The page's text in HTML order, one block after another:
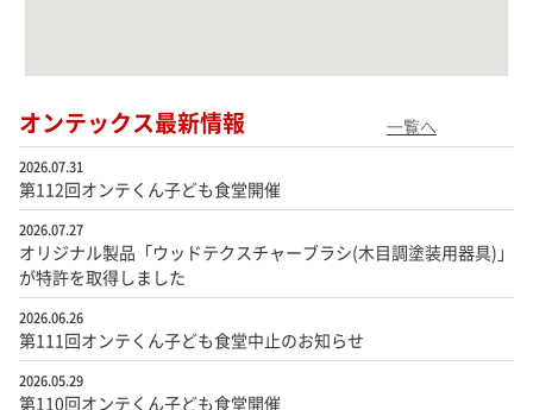
オンテックス最新情報 一覧へ
2026.07.31
第112回オンテくん子ども食堂開催
2026.07.27
オリジナル製品「ウッドテクスチャーブラシ(木目調塗装用器具)」
が特許を取得しました
2026.06.26
第111回オンテくん子ども食堂中止のお知らせ
2026.05.29
第110回オンテくん子ども食堂開催